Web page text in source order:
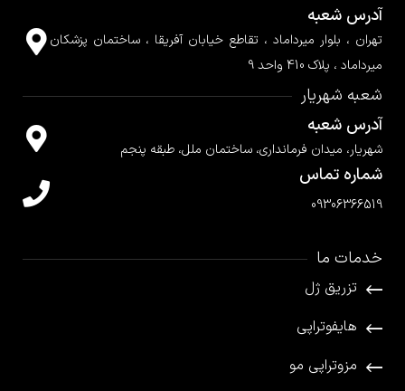
آدرس شعبه
تهران ، بلوار میرداماد ، تقاطع خیابان آفریقا ، ساختمان پزشکان
میرداماد ، پلاک 410 واحد 9
شعبه شهریار
آدرس شعبه
شهریار، میدان فرمانداری، ساختمان ملل، طبقه پنجم
شماره تماس
09306366519
خدمات ما
تزریق ژل
هایفوتراپی
مزوتراپی مو